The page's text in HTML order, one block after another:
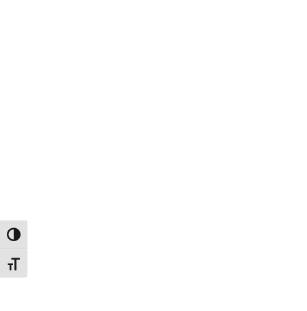
Toggle High Contrast
Toggle Font size